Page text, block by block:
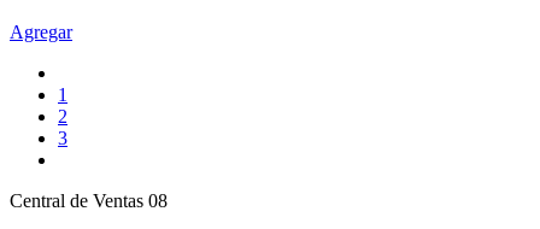
Agregar
1
2
3
Central de Ventas 08